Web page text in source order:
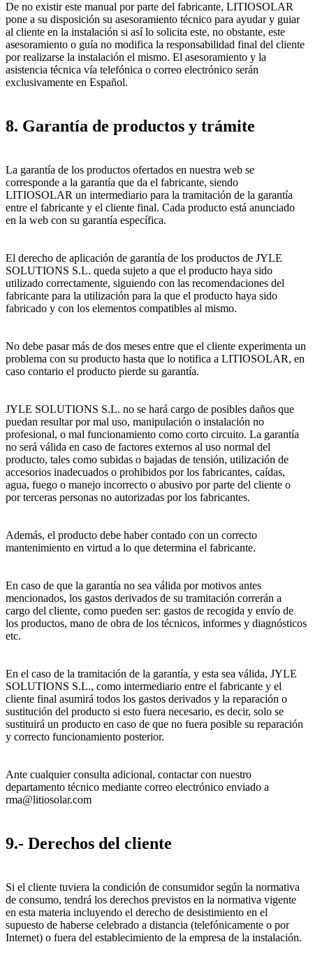
De no existir este manual por parte del fabricante, LITIOSOLAR
pone a su disposición su asesoramiento técnico para ayudar y guiar
al cliente en la instalación si así lo solicita este, no obstante, este
asesoramiento o guía no modifica la responsabilidad final del cliente
por realizarse la instalación el mismo. El asesoramiento y la
asistencia técnica vía telefónica o correo electrónico serán
exclusivamente en Español.
8. Garantía de productos y trámite
La garantía de los productos ofertados en nuestra web se
corresponde a la garantía que da el fabricante, siendo
LITIOSOLAR un intermediario para la tramitación de la garantía
entre el fabricante y el cliente final. Cada producto está anunciado
en la web con su garantía específica.
El derecho de aplicación de garantía de los productos de JYLE
SOLUTIONS S.L. queda sujeto a que el producto haya sido
utilizado correctamente, siguiendo con las recomendaciones del
fabricante para la utilización para la que el producto haya sido
fabricado y con los elementos compatibles al mismo.
No debe pasar más de dos meses entre que el cliente experimenta un
problema con su producto hasta que lo notifica a LITIOSOLAR, en
caso contario el producto pierde su garantía.
JYLE SOLUTIONS S.L. no se hará cargo de posibles daños que
puedan resultar por mal uso, manipulación o instalación no
profesional, o mal funcionamiento como corto circuito. La garantía
no será válida en caso de factores externos al uso normal del
producto, tales como subidas o bajadas de tensión, utilización de
accesorios inadecuados o prohibidos por los fabricantes, caídas,
agua, fuego o manejo incorrecto o abusivo por parte del cliente o
por terceras personas no autorizadas por los fabricantes.
Además, el producto debe haber contado con un correcto
mantenimiento en virtud a lo que determina el fabricante.
En caso de que la garantía no sea válida por motivos antes
mencionados, los gastos derivados de su tramitación correrán a
cargo del cliente, como pueden ser: gastos de recogida y envío de
los productos, mano de obra de los técnicos, informes y diagnósticos
etc.
En el caso de la tramitación de la garantía, y esta sea válida, JYLE
SOLUTIONS S.L., como intermediario entre el fabricante y el
cliente final asumirá todos los gastos derivados y la reparación o
sustitución del producto si esto fuera necesario, es decir, solo se
sustituirá un producto en caso de que no fuera posible su reparación
y correcto funcionamiento posterior.
Ante cualquier consulta adicional, contactar con nuestro
departamento técnico mediante correo electrónico enviado a
rma@litiosolar.com
9.- Derechos del cliente
Si el cliente tuviera la condición de consumidor según la normativa
de consumo, tendrá los derechos previstos en la normativa vigente
en esta materia incluyendo el derecho de desistimiento en el
supuesto de haberse celebrado a distancia (telefónicamente o por
Internet) o fuera del establecimiento de la empresa de la instalación.